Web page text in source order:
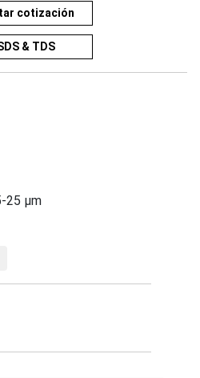
cotización
& TDS
25 μm